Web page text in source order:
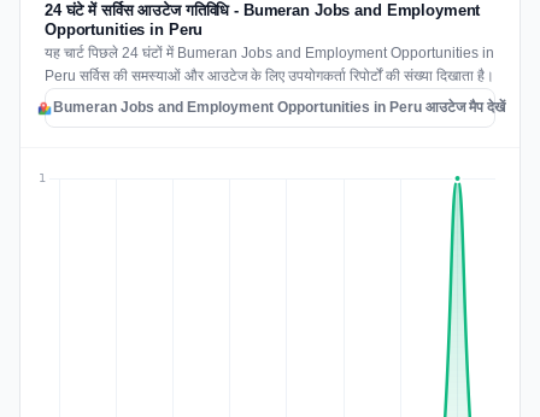
24 घंटे में सर्विस आउटेज गतिविधि - Bumeran Jobs and Employment
Opportunities in Peru
यह चार्ट पिछले 24 घंटों में Bumeran Jobs and Employment Opportunities in
Peru सर्विस की समस्याओं और आउटेज के लिए उपयोगकर्ता रिपोर्टों की संख्या दिखाता है।
Bumeran Jobs and Employment Opportunities in Peru आउटेज मैप देखें